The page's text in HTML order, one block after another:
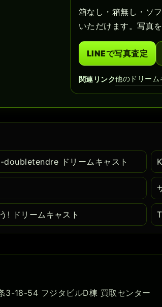
箱なし・箱無し・ソ
いただけます。写真
LINEで写真査定
関連リンク他のドリーム
ドリームキャスト
! ドリームキャスト
3-18-54 フジタビルD棟 買取センター